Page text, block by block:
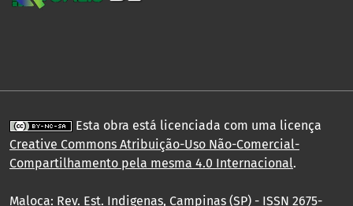
Esta obra está licenciada com uma licença
Creative Commons Atribuição-Uso Não-Comercial-
Compartilhamento pela mesma 4.0 Internacional.
Maloca: Rev. Est. Indigenas, Campinas (SP) - ISSN 2675-